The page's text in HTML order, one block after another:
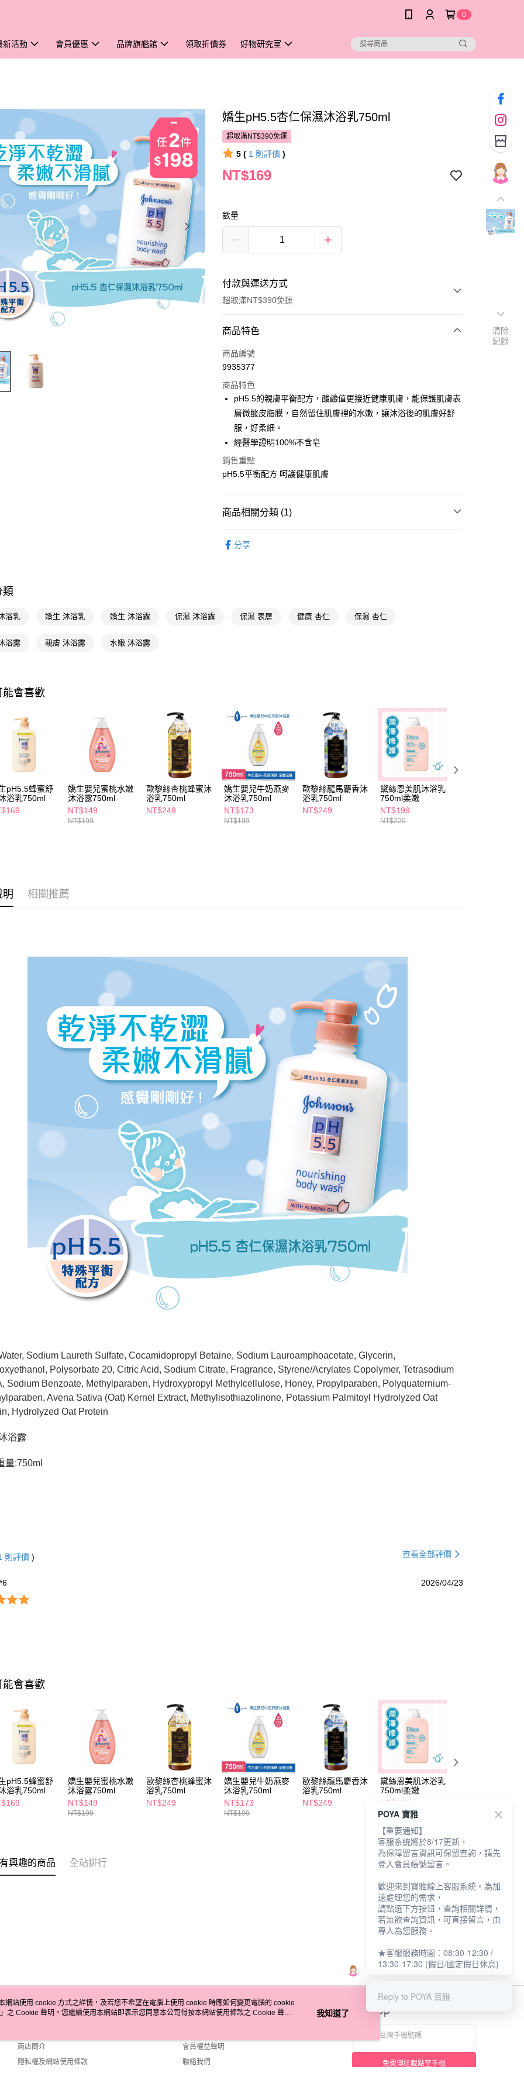
0
新活動 會員優惠 品牌旗艦館 領取折價券 好物研究室
嬌生pH5.5杏仁保濕沐浴乳750ml
超取滿NT$390免運
5 ( 1 則評價 )
NT$169
數量
付款與運送方式
超取滿NT$390免運
付款方式
POYA支付
超商取貨付款
LINE Pay
Apple Pay
街口支付
悠遊付
相關說明
【關於「AFTEE先享後付」】
※ 交易是否成功請以「AFTEE先享後付 」之結帳頁面顯示為準，若有關於
是否繳費成功／繳費後需取消欲退款等相關疑問，請聯繫「AFTEE先享後
付客戶支援中心」
https://netprotections.freshdesk.com/support/home
【注意事項】
１．透過由恩沛科技股份有限公司提供之「AFTEE先享後付」服務完成之
交易，需依本服務之必要範圍內提供個人資料，並將交易相關給付款項請
求債權轉讓予恩沛科技股份有限公司。
２．關於個人資料處理事宜，請瀏覽以下網址：
https://aftee.tw/terms/#terms3
３．未成年的使用者請事先徵得法定代理人或監護人之同意方可使用
全家取貨付款
每筆NT$65，滿NT$490(含以上)免運費
付款後萊爾富取貨
每筆NT$65，滿NT$490(含以上)免運費
7-11取貨付款
每筆NT$65，滿NT$490(含以上)免運費
付款後7-11取貨
每筆NT$65，滿NT$490(含以上)免運費
商品特色
商品編號
9935377
商品特色
pH5.5的親膚平衡配方，酸鹼值更接近健康肌膚，能保護肌膚表
層微酸皮脂膜，自然留住肌膚裡的水嫩，讓沐浴後的肌膚好舒
服，好柔細。
經醫學證明100%不含皂
銷售重點
pH5.5平衡配方 呵護健康肌膚
商品相關分類 (1)
分享
類
浴乳 嬌生 沐浴乳 嬌生 沐浴露 保濕 沐浴露 保濕 表層 健康 杏仁 保濕 杏仁
浴露 親膚 沐浴露 水嫩 沐浴露
能會喜歡
pH5.5蜂蜜舒
浴乳750ml
嬌生嬰兒蜜桃水嫩
沐浴露750ml
NT$149
NT$199
歐黎絲杏桃蜂蜜沐
浴乳750ml
NT$249
嬌生嬰兒牛奶燕麥
沐浴乳750ml
NT$173
NT$199
歐黎絲龍馬麝香沐
浴乳750ml
NT$249
黛絲恩美肌沐浴乳
750ml柔嫩
NT$199
NT$220
明 相關推薦
Sodium Laureth Sulfate, Cocamidopropyl Betaine, Sodium Lauroamphoacetate, Glycerin,
Polysorbate 20, Citric Acid, Sodium Citrate, Fragrance, Styrene/Acrylates Copolymer, Tetrasodium
Sodium Benzoate, Methylparaben, Hydroxypropyl Methylcellulose, Honey, Propylparaben, Polyquaternium-
Avena Sativa (Oat) Kernel Extract, Methylisothiazolinone, Potassium Palmitoyl Hydrolyzed Oat
Hydrolyzed Oat Protein
浴露
量:750ml
則評價 ) 查看全部評價
2026/04/23
能會喜歡
pH5.5蜂蜜舒
浴乳750ml
嬌生嬰兒蜜桃水嫩
沐浴露750ml
NT$149
NT$199
歐黎絲杏桃蜂蜜沐
浴乳750ml
NT$249
嬌生嬰兒牛奶燕麥
沐浴乳750ml
NT$173
NT$199
歐黎絲龍馬麝香沐
浴乳750ml
NT$249
黛絲恩美肌沐浴乳
750ml柔嫩
NT$199
NT$220
興趣的商品 全站排行
關於我們
商店簡介
隱私權及網站使用條款
客服資訊
會員權益聲明
聯絡我們
官方APP
免費傳送載點至手機
清除
紀錄
網站使用 cookie 方式之詳情，及若您不希望在電腦上使用 cookie 時應如何變更電腦的 cookie
」之 Cookie 聲明。您繼續使用本網站即表示您同意本公司得按本網站使用條款之 Cookie 聲明
我知道了
POYA 寶雅
【重要通知】
客服系統將於8/17更新，
為保障留言資訊可保留查詢，請先
登入會員帳號留言。
歡迎來到寶雅線上客服系統。為加
速處理您的需求，
請點選下方按鈕，查詢相關詳情，
若無欲查詢資訊，可直接留言，由
專人為您服務。
★客服服務時間：08:30-12:30 /
13:30-17:30 (假日/國定假日休息)
Reply to POYA 寶雅